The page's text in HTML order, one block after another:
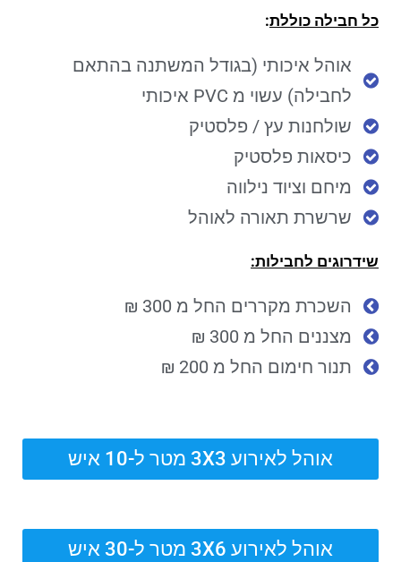
כל חבילה כוללת:
אוהל איכותי (בגודל המשתנה בהתאם
לחבילה) עשוי מ PVC איכותי
שולחנות עץ / פלסטיק
כיסאות פלסטיק
מיחם וציוד נילווה
שרשרת תאורה לאוהל
שידרוגים לחבילות:
השכרת מקררים החל מ 300 ₪
מצננים החל מ 300 ₪
תנור חימום החל מ 200 ₪
אוהל לאירוע 3X3 מטר ל-10 איש
אוהל לאירוע 3X6 מטר ל-30 איש